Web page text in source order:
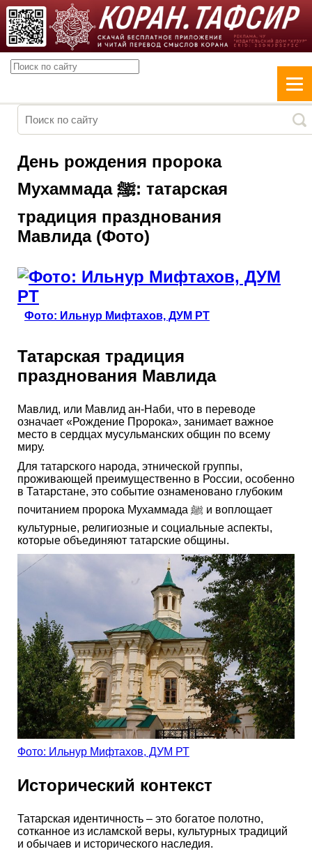
День рождения пророка
Мухаммада ﷺ: татарская
традиция празднования
Мавлида (Фото)
Фото: Ильнур Мифтахов, ДУМ РТ
Татарская традиция
празднования Мавлида
Мавлид, или Мавлид ан-Наби, что в переводе
означает «Рождение Пророка», занимает важное
место в сердцах мусульманских общин по всему
миру.
Для татарского народа, этнической группы,
проживающей преимущественно в России, особенно
в Татарстане, это событие ознаменовано глубоким
почитанием пророка Мухаммада ﷺ и воплощает
культурные, религиозные и социальные аспекты,
которые объединяют татарские общины.
Фото: Ильнур Мифтахов, ДУМ РТ
Исторический контекст
Татарская идентичность – это богатое полотно,
сотканное из исламской веры, культурных традиций
и обычаев и исторического наследия.